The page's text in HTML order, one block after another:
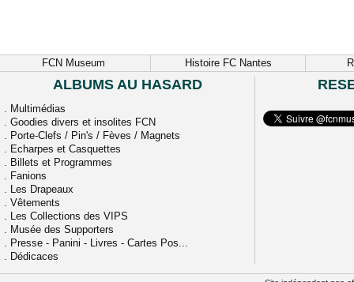
FCN Museum Histoire FC Nantes
ALBUMS AU HASARD
. Multimédias
. Goodies divers et insolites FCN
. Porte-Clefs / Pin's / Fèves / Magnets
. Echarpes et Casquettes
. Billets et Programmes
. Fanions
. Les Drapeaux
. Vêtements
. Les Collections des VIPS
. Musée des Supporters
. Presse - Panini - Livres - Cartes Pos...
. Dédicaces